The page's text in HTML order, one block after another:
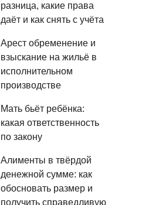
разница, какие права
даёт и как снять с учёта
Арест обременение и
взыскание на жильё в
исполнительном
производстве
Мать бьёт ребёнка:
какая ответственность
по закону
Алименты в твёрдой
денежной сумме: как
обосновать размер и
получить справедливую